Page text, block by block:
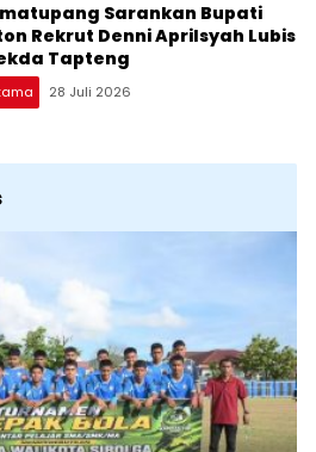
Sarankan Bupati
Rekrut Denni Aprilsyah Lubis
Tapteng
28 Juli 2026